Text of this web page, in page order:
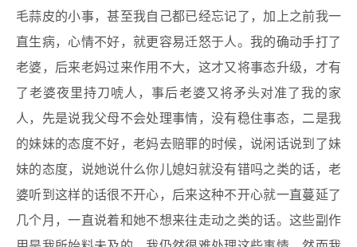
毛蒜皮的小事，甚至我自己都已经忘记了，加上之前我一
直生病，心情不好，就更容易迁怒于人。我的确动手打了
老婆，后来老妈过来作用不大，这才又将事态升级，才有
了老婆夜里持刀唬人，事后老婆又将矛头对准了我的家
人，先是说我父母不会处理事情，没有稳住事态，二是我
的妹妹的态度不好，老妈去赔罪的时候，说闲话说到了妹
妹的态度，说她说什么你儿媳妇就没有错吗之类的话，老
婆听到这样的话很不开心，后来这种不开心就一直蔓延了
几个月，一直说着和她不想来往走动之类的话。这些副作